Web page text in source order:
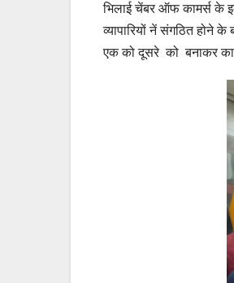
भिलाई चेंबर ऑफ कामर्स के
व्यापारियों नें संगठित होने
एक को दूसरे को बनाकर